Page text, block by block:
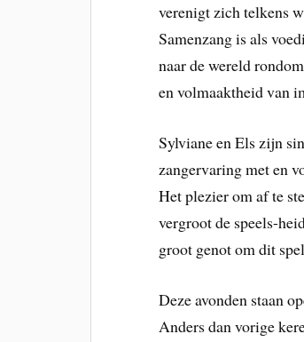
verenigt zich telkens
Samenzang is als
naar de wereld
en volmaaktheid van
Sylviane en Els zijn
zangervaring met en
Het plezier om af te
vergroot de speels-
groot genot om dit
Deze avonden staan
Anders dan vorige